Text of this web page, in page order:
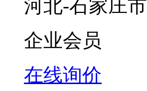
河北-石家庄市
企业会员
在线询价